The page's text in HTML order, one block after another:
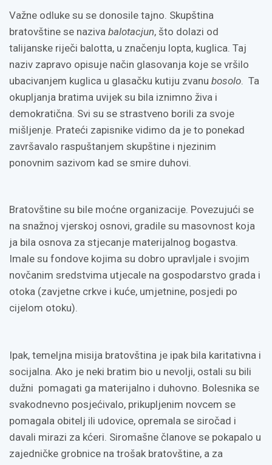
Važne odluke su se donosile tajno. Skupština
bratovštine se naziva balotacjun, što dolazi od
talijanske riječi balotta, u značenju lopta, kuglica. Taj
naziv zapravo opisuje način glasovanja koje se vršilo
ubacivanjem kuglica u glasačku kutiju zvanu bosolo. Ta
okupljanja bratima uvijek su bila iznimno živa i
demokratična. Svi su se strastveno borili za svoje
mišljenje. Prateći zapisnike vidimo da je to ponekad
završavalo raspuštanjem skupštine i njezinim
ponovnim sazivom kad se smire duhovi.
Bratovštine su bile moćne organizacije. Povezujući se
na snažnoj vjerskoj osnovi, gradile su masovnost koja
ja bila osnova za stjecanje materijalnog bogastva.
Imale su fondove kojima su dobro upravljale i svojim
novčanim sredstvima utjecale na gospodarstvo grada i
otoka (zavjetne crkve i kuće, umjetnine, posjedi po
cijelom otoku).
Ipak, temeljna misija bratovština je ipak bila karitativna i
socijalna. Ako je neki bratim bio u nevolji, ostali su bili
dužni pomagati ga materijalno i duhovno. Bolesnika se
svakodnevno posjećivalo, prikupljenim novcem se
pomagala obitelj ili udovice, opremala se siročad i
davali mirazi za kćeri. Siromašne članove se pokapalo u
zajedničke grobnice na trošak bratovštine, a za